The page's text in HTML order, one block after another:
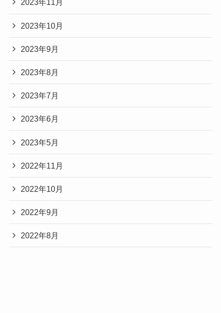
2023年11月
2023年10月
2023年9月
2023年8月
2023年7月
2023年6月
2023年5月
2022年11月
2022年10月
2022年9月
2022年8月